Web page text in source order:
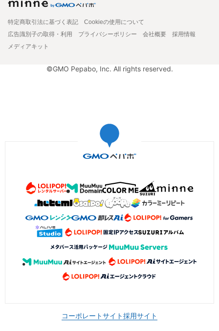
特定商取引法に基づく表記
Cookieの使用について
広告識別子の取得・利用
プライバシーポリシー 会社概要
採用情報
メディアキット
©GMO Pepabo, Inc. All rights reserved.
コーポレートサイト採用サイト